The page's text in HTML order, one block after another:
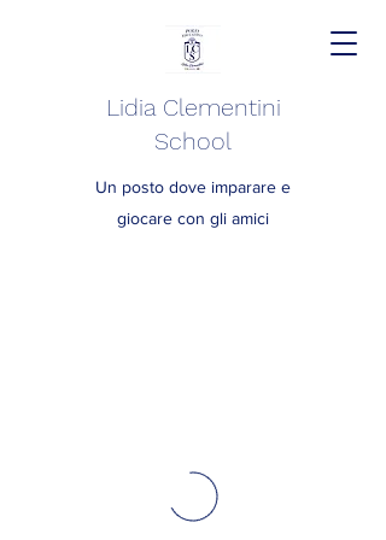
Lidia Clementini
School
Un posto dove imparare e
giocare con gli amici